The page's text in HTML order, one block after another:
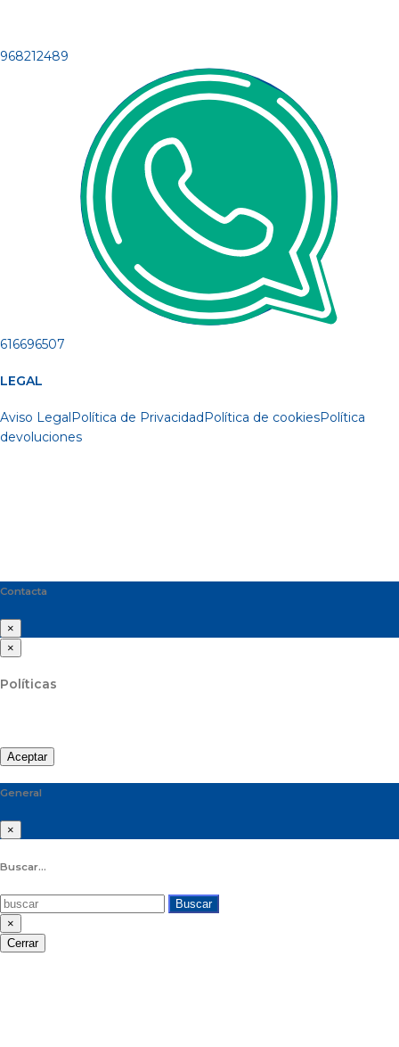
968212489
616696507
LEGAL
Aviso LegalPolítica de PrivacidadPolítica de cookiesPolítica
devoluciones
Contacta
×
×
Políticas
Aceptar
General
×
Buscar...
Buscar
×
Cerrar